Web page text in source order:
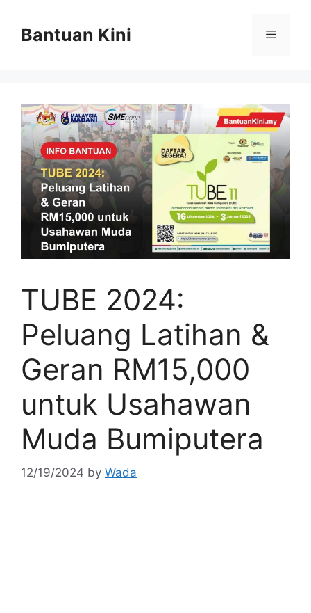
contentBantuan Kini Menu
TUBE 2024:
Peluang Latihan &
Geran RM15,000
untuk Usahawan
Muda Bumiputera
12/19/2024 by Wada